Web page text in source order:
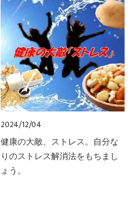
2024/12/04
健康の大敵、ストレス。自分な
りのストレス解消法をもちまし
ょう。